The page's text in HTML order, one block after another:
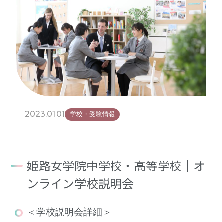
2023.01.01 学校・受験情報
姫路女学院中学校・高等学校｜オ
ンライン学校説明会
＜学校説明会詳細＞